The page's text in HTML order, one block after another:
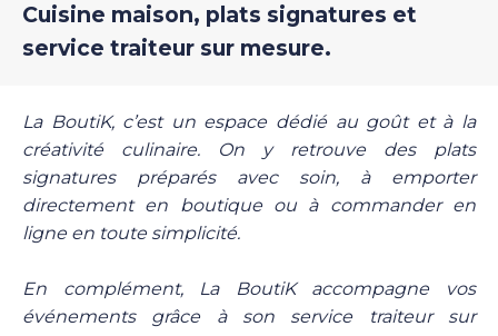
Cuisine maison, plats signatures et
service traiteur sur mesure.
La BoutiK, c’est un espace dédié au goût et à la
créativité culinaire. On y retrouve des plats
signatures préparés avec soin, à emporter
directement en boutique ou à commander en
ligne en toute simplicité.
En complément, La BoutiK accompagne vos
événements grâce à son service traiteur sur